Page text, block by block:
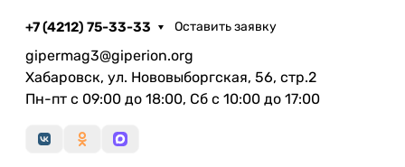
+7 (4212) 75-33-33 Оставить заявку
gipermag3@giperion.org
Хабаровск, ул. Нововыборгская, 56, стр.2
Пн-пт с 09:00 до 18:00, Сб с 10:00 до 17:00